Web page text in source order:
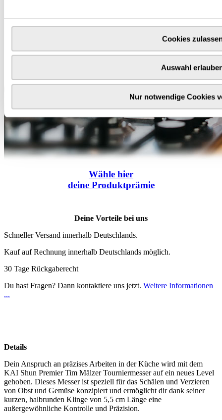
Cookies
Auswahl
Nur notwendige Cookies
Wähle hier
deine Produktprämie
Deine Vorteile bei uns
Schneller Versand innerhalb Deutschlands.
Kauf auf Rechnung innerhalb Deutschlands möglich.
30 Tage Rückgaberecht
Du hast Fragen? Dann kontaktiere uns jetzt. Weitere Informationen
...
Details
Dein Anspruch an präzises Arbeiten in der Küche wird mit dem
KAI Shun Premier Tim Mälzer Tourniermesser auf ein neues Level
gehoben. Dieses Messer ist speziell für das Schälen und Verzieren
von Obst und Gemüse konzipiert und ermöglicht dir dank seiner
kurzen, halbrunden Klinge von 5,5 cm Länge eine
außergewöhnliche Kontrolle und Präzision.